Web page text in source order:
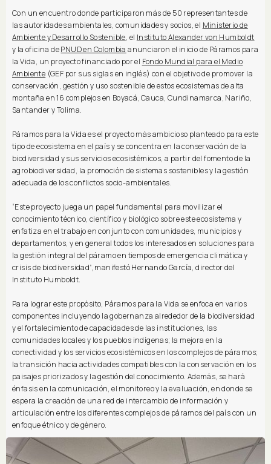
Con un encuentro donde participaron más de 50 representantes de
las autoridades ambientales, comunidades y socios, el Ministerio de
Ambiente y Desarrollo Sostenible, el Instituto Alexander von Humboldt
y la oficina dePNUD en Colombia anunciaron el inicio de Páramos para
la Vida, un proyecto financiado por el Fondo Mundial para el Medio
Ambiente (GEF por sus siglas en inglés) con el objetivo de promover la
conservación, gestión y uso sostenible de estos ecosistemas de alta
montaña en 16 complejos en Boyacá, Cauca, Cundinamarca, Nariño,
Santander y Tolima.
Páramos para la Vida es el proyecto más ambicioso planteado para este
tipo de ecosistema en el país y se concentra en la conservación de la
biodiversidad y sus servicios ecosistémicos, a partir del fomento de la
agrobiodiversidad, la promoción de sistemas sostenibles y la gestión
adecuada de los conflictos socio-ambientales.
“Este proyecto juega un papel fundamental para movilizar el
conocimiento técnico, científico y biológico sobre este ecosistema y
enfatiza en el trabajo en conjunto con comunidades, municipios y
departamentos, y en general todos los interesados en soluciones para
la gestión integral del páramo en tiempos de emergencia climática y
crisis de biodiversidad”, manifestó Hernando García, director del
Instituto Humboldt.
Para lograr este propósito, Páramos para la Vida se enfoca en varios
componentes incluyendo la gobernanza alrededor de la biodiversidad
y el fortalecimiento de capacidades de las instituciones, las
comunidades locales y los pueblos indígenas; la mejora en la
conectividad y los servicios ecosistémicos en los complejos de páramos;
la transición hacia actividades compatibles con la conservación en los
paisajes priorizados y la gestión del conocimiento. Además, se hará
énfasis en la comunicación, el monitoreo y la evaluación, en donde se
espera la creación de una red de intercambio de información y
articulación entre los diferentes complejos de páramos del país con un
enfoque étnico y de género.